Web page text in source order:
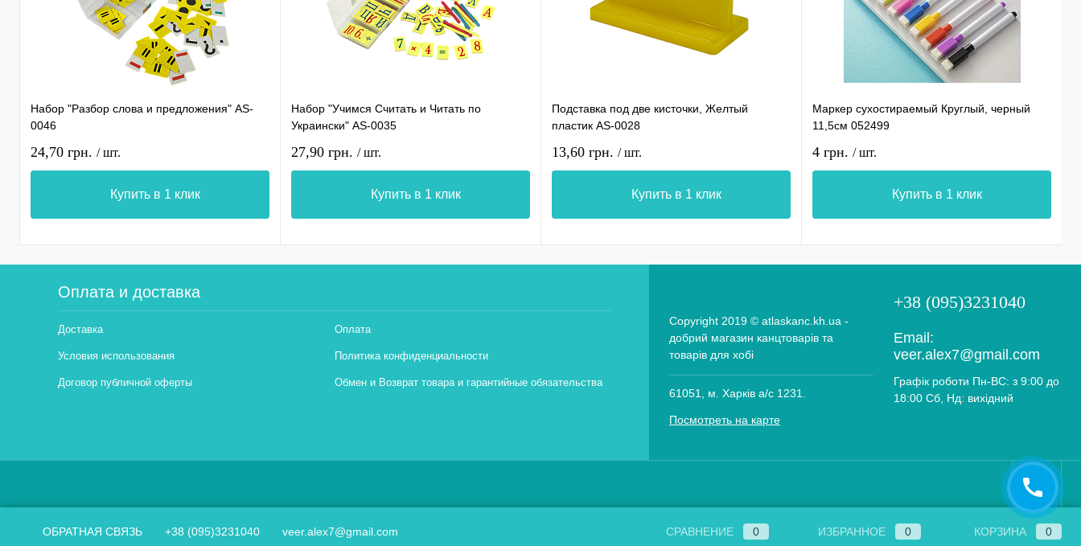
Набор "Разбор слова и предложения" AS-
0046
24,70 грн. / шт.
Купить в 1 клик
Набор "Учимся Считать и Читать по
Украински" AS-0035
27,90 грн. / шт.
Купить в 1 клик
Подставка под две кисточки, Желтый
пластик AS-0028
13,60 грн. / шт.
Купить в 1 клик
Маркер сухостираемый Круглый, черный
11,5см 052499
4 грн. / шт.
Купить в 1 клик
Оплата и доставка
Доставка Оплата
Условия использования Политика конфиденциальности
Договор публичной оферты Обмен и Возврат товара и гарантийные обязательства
Copyright 2019 © atlaskanc.kh.ua -
добрий магазин канцтоварів та
товарів для хобі
61051, м. Харків а/с 1231.
Посмотреть на карте
+38 (095)3231040
Email:
veer.alex7@gmail.com
Графік роботи Пн-ВС: з 9:00 до
18:00 Сб, Нд: вихідний
ОБРАТНАЯ СВЯЗЬ +38 (095)3231040 veer.alex7@gmail.com СРАВНЕНИЕ 0 ИЗБРАННОЕ 0 КОРЗИНА 0